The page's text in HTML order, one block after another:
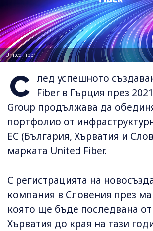
United Fiber
С лед успешното
Fiber в Гърция през
Group продължава да
портфолио от
ЕС (България, Хърватия и
марката United Fiber.
С регистрацията на
компания в Словения през
която ще бъде последвана
Хърватия до края на тази